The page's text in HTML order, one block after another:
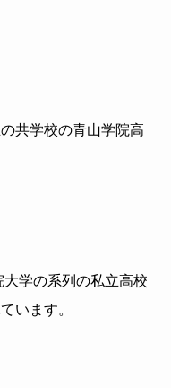
共学校の青山学院高
学の系列の私立高校
います。